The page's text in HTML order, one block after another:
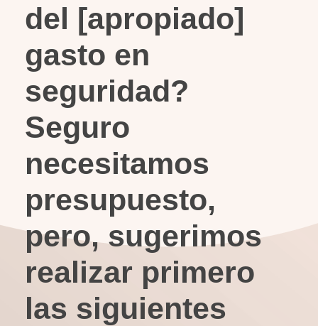
del [apropiado]
gasto en
seguridad?
Seguro
necesitamos
presupuesto,
pero, sugerimos
realizar primero
las siguientes